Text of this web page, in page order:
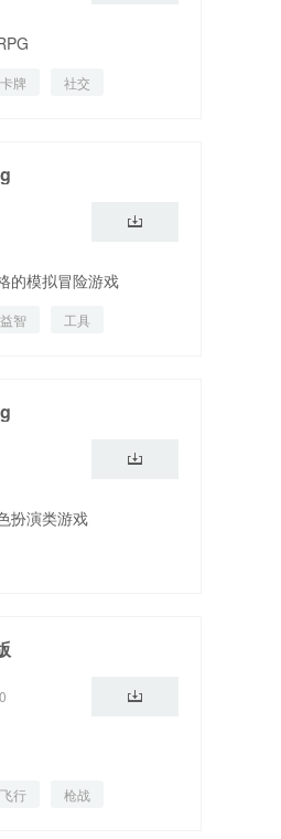
卡牌 社交
的模拟冒险游戏
益智 工具
扮演类游戏
飞行 枪战